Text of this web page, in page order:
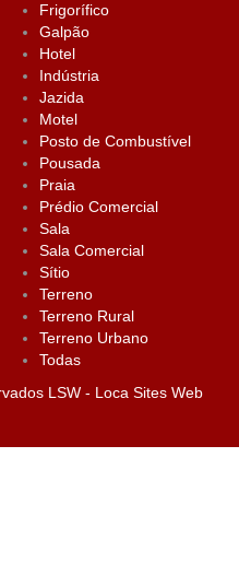
Frigorífico
Galpão
Hotel
Indústria
Jazida
Motel
Posto de Combustível
Pousada
Praia
Prédio Comercial
Sala
Sala Comercial
Sítio
Terreno
Terreno Rural
Terreno Urbano
Todas
LSW - Loca Sites Web